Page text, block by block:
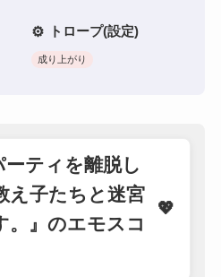
トロープ(設定)
成り上がり
ーティを離脱し
え子たちと迷宮
。』のエモスコ